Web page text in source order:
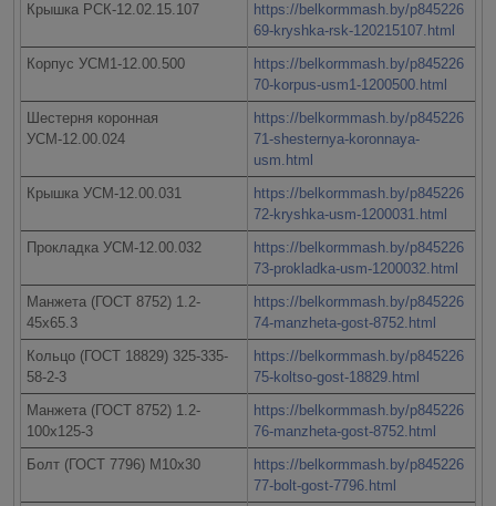
Крышка РСК-12.02.15.107
https://belkormmash.by/p845226
69-kryshka-rsk-120215107.html
Корпус УСМ1-12.00.500
https://belkormmash.by/p845226
70-korpus-usm1-1200500.html
Шестерня коронная
УСМ-12.00.024
https://belkormmash.by/p845226
71-shesternya-koronnaya-
usm.html
Крышка УСМ-12.00.031
https://belkormmash.by/p845226
72-kryshka-usm-1200031.html
Прокладка УСМ-12.00.032
https://belkormmash.by/p845226
73-prokladka-usm-1200032.html
Манжета (ГОСТ 8752) 1.2-
45х65.3
https://belkormmash.by/p845226
74-manzheta-gost-8752.html
Кольцо (ГОСТ 18829) 325-335-
58-2-3
https://belkormmash.by/p845226
75-koltso-gost-18829.html
Манжета (ГОСТ 8752) 1.2-
100х125-3
https://belkormmash.by/p845226
76-manzheta-gost-8752.html
Болт (ГОСТ 7796) М10х30
https://belkormmash.by/p845226
77-bolt-gost-7796.html